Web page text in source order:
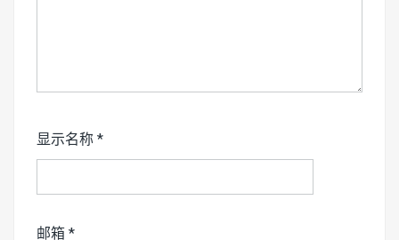
显示名称 *
邮箱 *